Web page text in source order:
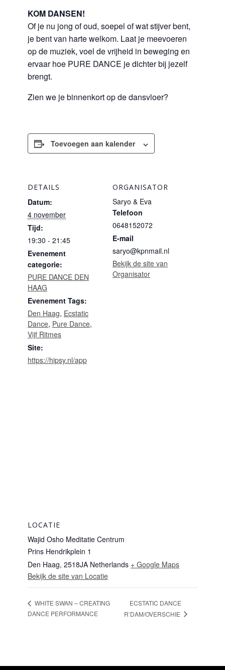
KOM DANSEN!
Of je nu jong of oud, soepel of wat stijver bent,
je bent van harte welkom. Laat je meevoeren
op de muziek, voel de vrijheid in beweging en
ervaar hoe PURE DANCE je dichter bij jezelf
brengt.
Zien we je binnenkort op de dansvloer?
Toevoegen aan kalender
DETAILS
Datum:
4 november
Tijd:
19:30 - 21:45
Evenement
categorie:
PURE DANCE DEN
HAAG
Evenement Tags:
Den Haag, Ecstatic
Dance, Pure Dance,
Vijf Ritmes
Site:
https://hipsy.nl/app
ORGANISATOR
Saryo & Eva
Telefoon
0648152072
E-mail
saryo@kpnmail.nl
Bekijk de site van
Organisator
LOCATIE
Wajid Osho Meditatie Centrum
Prins Hendrikplein 1
Den Haag, 2518JA Netherlands + Google Maps
Bekijk de site van Locatie
WHITE SWAN – CREATING
DANCE PERFORMANCE
ECSTATIC DANCE
R’DAM/OVERSCHIE